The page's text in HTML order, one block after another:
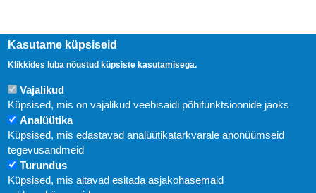
Uudised
KIRJASTUS PEGASUS OÜ © 2020
Kasutame küpsiseid
Klikkides luba nõustud küpsiste kasutamisega.
Vajalikud
Küpsised, mis on vajalikud veebisaidi põhifunktsioonide jaoks
Analüütika
Küpsised, mis edastavad analüütikatarkvarale anonüümseid
tegevusandmeid
Turundus
Küpsised, mis aitavad esitada asjakohasemaid